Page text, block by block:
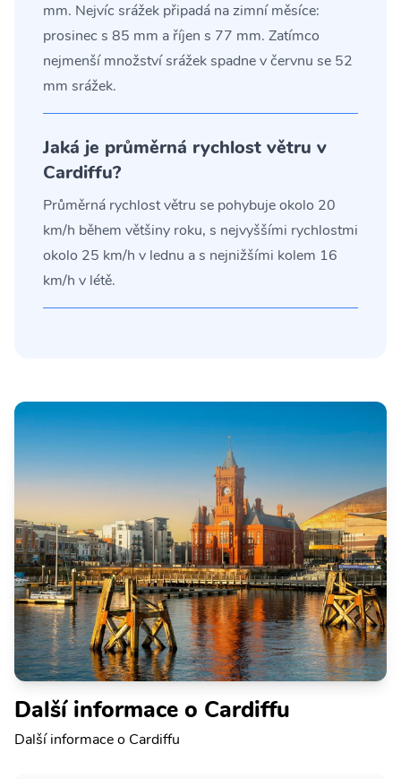
mm. Nejvíc srážek připadá na zimní měsíce:
prosinec s 85 mm a říjen s 77 mm. Zatímco
nejmenší množství srážek spadne v červnu se 52
mm srážek.
Jaká je průměrná rychlost větru v
Cardiffu?
Průměrná rychlost větru se pohybuje okolo 20
km/h během většiny roku, s nejvyššími rychlostmi
okolo 25 km/h v lednu a s nejnižšími kolem 16
km/h v létě.
Další informace o Cardiffu
Další informace o Cardiffu